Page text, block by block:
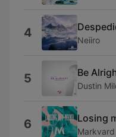
4 Neiiro
5 Be
Dustin
6 Losing
Markvard